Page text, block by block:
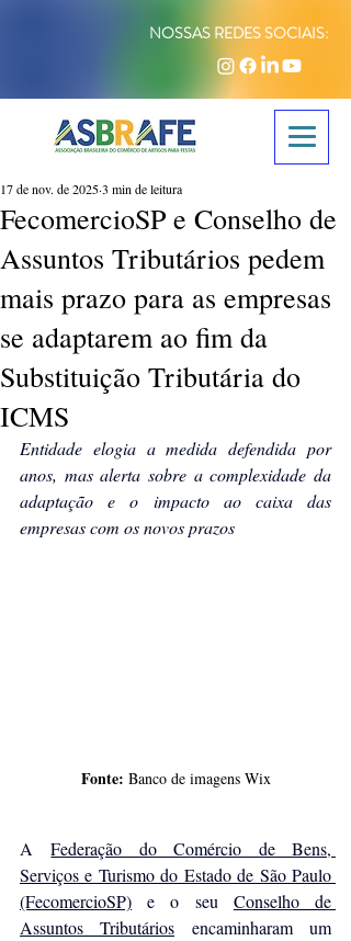
NOSSAS REDES SOCIAIS:
FecomercioSP e Conselho de
Assuntos Tributários pedem
mais prazo para as empresas
se adaptarem ao fim da
Substituição Tributária do
ICMS
17 de nov. de 20253 min de leitura
Entidade elogia a medida defendida por
anos, mas alerta sobre a complexidade da
adaptação e o impacto ao caixa das
empresas com os novos prazos
Fonte: Banco de imagens Wix
A Federação do Comércio de Bens,
Serviços e Turismo do Estado de São Paulo
(FecomercioSP) e o seu Conselho de
Assuntos Tributários encaminharam um